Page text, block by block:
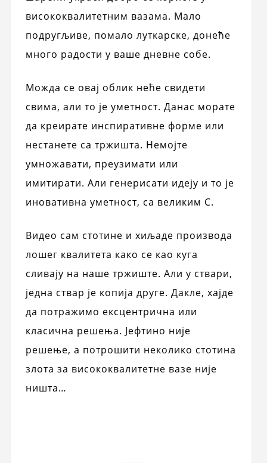
висококвалитетним вазама. Мало
подругљиве, помало луткарске, донеће
много радости у ваше дневне собе.
Можда се овај облик неће свидети
свима, али то је уметност. Данас морате
да креирате инспиративне форме или
нестанете са тржишта. Немојте
умножавати, преузимати или
имитирати. Али генерисати идеју и то је
иновативна уметност, са великим С.
Видео сам стотине и хиљаде производа
лошег квалитета како се као куга
сливају на наше тржиште. Али у ствари,
једна ствар је копија друге. Дакле, хајде
да потражимо ексцентрична или
класична решења. Јефтино није
решење, а потрошити неколико стотина
злота за висококвалитетне вазе није
ништа…